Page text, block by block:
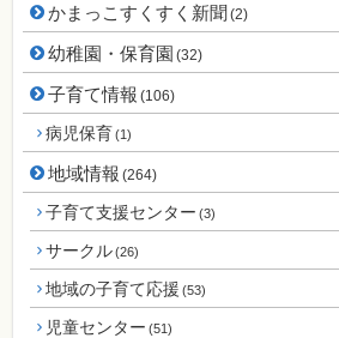
かまっこすくすく新聞 (2)
幼稚園・保育園 (32)
子育て情報 (106)
病児保育(1)
地域情報 (264)
子育て支援センター (3)
サークル(26)
地域の子育て応援 (53)
児童センター (51)